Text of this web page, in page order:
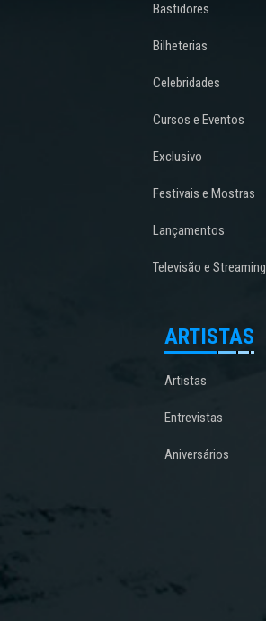
Bastidores
Bilheterias
Celebridades
Cursos e Eventos
Exclusivo
Festivais e Mostras
Lançamentos
Televisão e Streaming
ARTISTAS
Artistas
Entrevistas
Aniversários